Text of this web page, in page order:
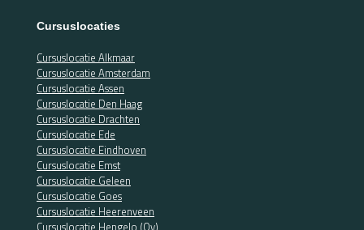
Cursuslocaties
Cursuslocatie Alkmaar
Cursuslocatie Amsterdam
Cursuslocatie Assen
Cursuslocatie Den Haag
Cursuslocatie Drachten
Cursuslocatie Ede
Cursuslocatie Eindhoven
Cursuslocatie Emst
Cursuslocatie Geleen
Cursuslocatie Goes
Cursuslocatie Heerenveen